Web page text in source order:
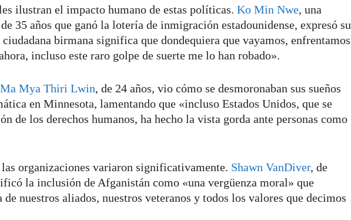
ilustran el impacto humano de estas políticas. Ko Min Nwe, una
35 años que ganó la lotería de inmigración estadounidense, expresó su
birmana significa que dondequiera que vayamos, enfrentamos
incluso este raro golpe de suerte me lo han robado».
Ma Mya Thiri Lwin, de 24 años, vio cómo se desmoronaban sus sueños
en Minnesota, lamentando que «incluso Estados Unidos, que se
de los derechos humanos, ha hecho la vista gorda ante personas como
las organizaciones variaron significativamente. Shawn VanDiver, de
la inclusión de Afganistán como «una vergüenza moral» que
de nuestros aliados, nuestros veteranos y todos los valores que decimos